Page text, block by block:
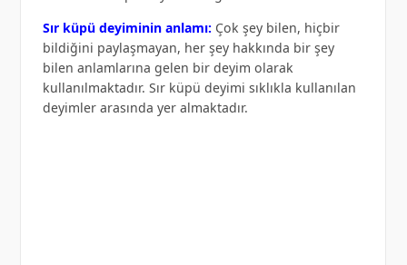
Sır küpü deyiminin anlamı: Çok şey bilen, hiçbir
bildiğini paylaşmayan, her şey hakkında bir şey
bilen anlamlarına gelen bir deyim olarak
kullanılmaktadır. Sır küpü deyimi sıklıkla kullanılan
deyimler arasında yer almaktadır.